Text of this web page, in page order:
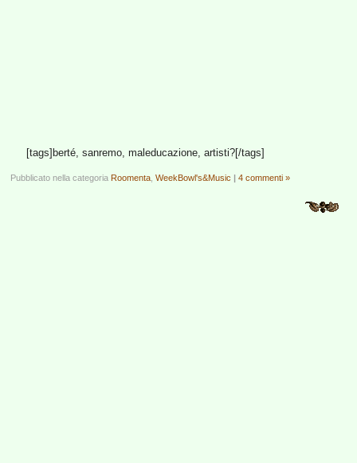
[tags]berté, sanremo, maleducazione, artisti?[/tags]
Pubblicato nella categoria Roomenta WeekBowl's&Music | 4 commenti »